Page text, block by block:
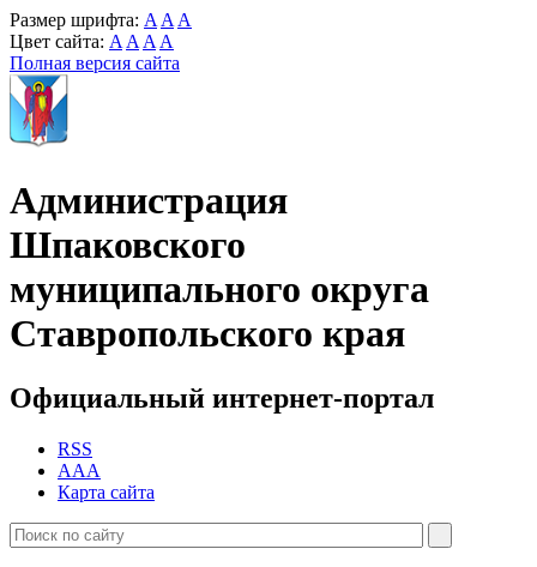
Размер шрифта: A A A
Цвет сайта: A A A A
Полная версия сайта
Администрация
Шпаковского
муниципального округа
Ставропольского края
Официальный интернет-портал
RSS
AAA
Карта сайта